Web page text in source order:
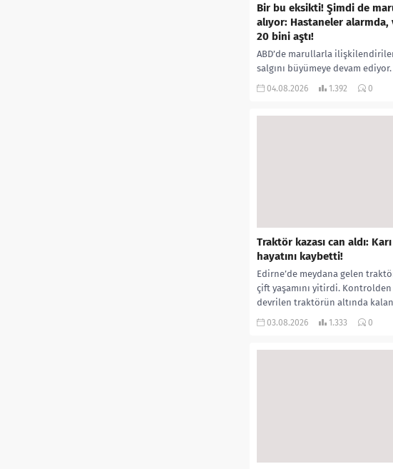
Bir bu eksikti! Şimdi de
alıyor: Hastaneler alarmda,
20 bini aştı!
ABD’de marullarla
salgını büyümeye devam
kayıplarının yaşandığı salgında
04.08.2026 1.392 0
Traktör kazası can aldı:
hayatını kaybetti!
Edirne’de meydana gelen
çift yaşamını yitirdi. Kontrolden
devrilen traktörün altında kalan
ile eşi Fatma...
03.08.2026 1.333 0